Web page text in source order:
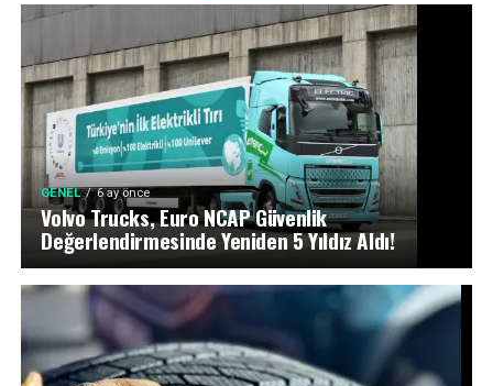
GENEL 6 ay önce
Volvo Trucks, Euro NCAP Güvenlik
Değerlendirmesinde Yeniden 5 Yıldız Aldı!